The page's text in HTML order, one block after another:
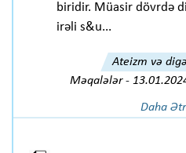
biridir. Müasir dövrdə
irəli s&u...
Ateizm və
Məqalələr-
Daha